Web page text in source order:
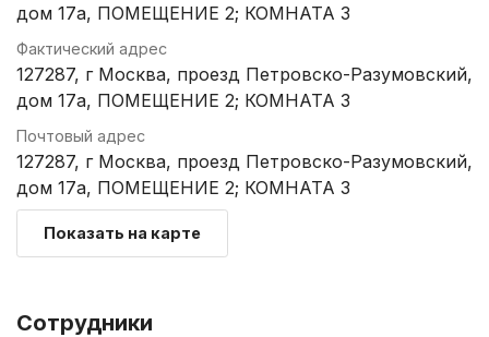
дом 17а, ПОМЕЩЕНИЕ 2; КОМНАТА 3
Фактический адрес
127287, г Москва, проезд Петровско-Разумовский,
дом 17а, ПОМЕЩЕНИЕ 2; КОМНАТА 3
Почтовый адрес
127287, г Москва, проезд Петровско-Разумовский,
дом 17а, ПОМЕЩЕНИЕ 2; КОМНАТА 3
Показать на карте
Сотрудники